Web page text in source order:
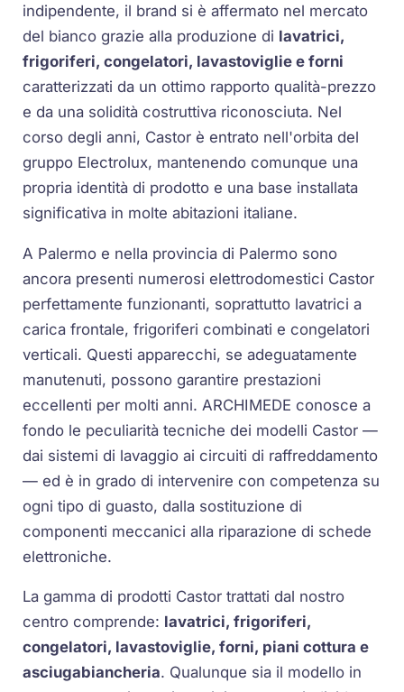
indipendente, il brand si è affermato nel mercato
del bianco grazie alla produzione di lavatrici,
frigoriferi, congelatori, lavastoviglie e forni
caratterizzati da un ottimo rapporto qualità-prezzo
e da una solidità costruttiva riconosciuta. Nel
corso degli anni, Castor è entrato nell'orbita del
gruppo Electrolux, mantenendo comunque una
propria identità di prodotto e una base installata
significativa in molte abitazioni italiane.
A Palermo e nella provincia di Palermo sono
ancora presenti numerosi elettrodomestici Castor
perfettamente funzionanti, soprattutto lavatrici a
carica frontale, frigoriferi combinati e congelatori
verticali. Questi apparecchi, se adeguatamente
manutenuti, possono garantire prestazioni
eccellenti per molti anni. ARCHIMEDE conosce a
fondo le peculiarità tecniche dei modelli Castor —
dai sistemi di lavaggio ai circuiti di raffreddamento
— ed è in grado di intervenire con competenza su
ogni tipo di guasto, dalla sostituzione di
componenti meccanici alla riparazione di schede
elettroniche.
La gamma di prodotti Castor trattati dal nostro
centro comprende: lavatrici, frigoriferi,
congelatori, lavastoviglie, forni, piani cottura e
asciugabiancheria. Qualunque sia il modello in